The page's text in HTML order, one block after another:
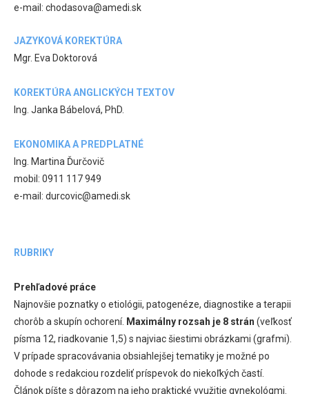
e-mail: chodasova@amedi.sk
JAZYKOVÁ KOREKTÚRA
Mgr. Eva Doktorová
KOREKTÚRA ANGLICKÝCH TEXTOV
Ing. Janka Bábelová, PhD.
EKONOMIKA A PREDPLATNÉ
Ing. Martina Ďurčovič
mobil: 0911 117 949
e-mail: durcovic@amedi.sk
RUBRIKY
Prehľadové práce
Najnovšie poznatky o etiológii, patogenéze, diagnostike a terapii
chorôb a skupín ochorení. Maximálny rozsah je 8 strán (veľkosť
písma 12, riadkovanie 1,5) s najviac šiestimi obrázkami (grafmi).
V prípade spracovávania obsiahlejšej tematiky je možné po
dohode s redakciou rozdeliť príspevok do niekoľkých častí.
Článok píšte s dôrazom na jeho praktické využitie gynekológmi.